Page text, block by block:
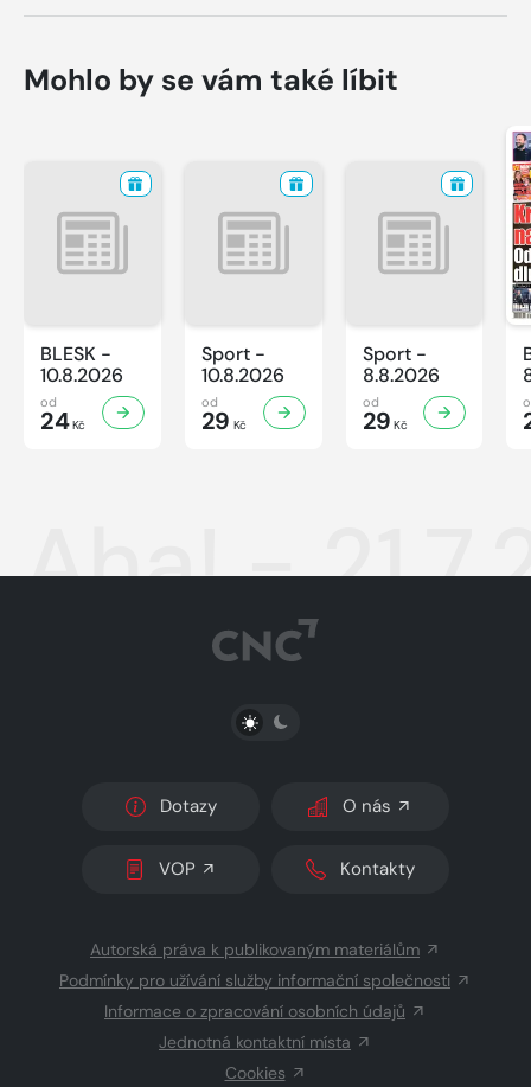
Mohlo by se vám také líbit
BLESK -
10.8.2026
od
24Kč
Sport -
10.8.2026
od
29 Kč
Sport -
8.8.2026
od
29 Kč
Aha! -
PŘEPNOUT SVĚTLÝ/TMAVÝ REŽIM
Dotazy O nás
VOP Kontakty
Autorská práva k publikovaným materiálům
Podmínky pro užívání služby informační společnosti
Informace o zpracování osobních údajů
Jednotná kontaktní místa
Cookies